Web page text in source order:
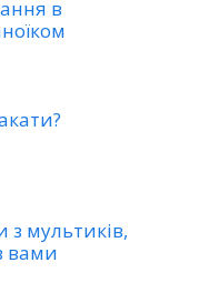
в
з мультиків,
вами